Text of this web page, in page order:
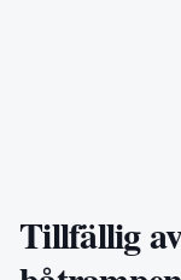
Tillfällig